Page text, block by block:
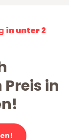
in unter 2
in